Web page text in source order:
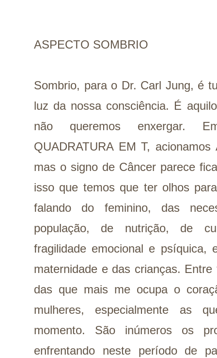
ASPECTO SOMBRIO
Sombrio, para o Dr. Carl Jung, é
luz da nossa consciência. É
não queremos enxergar.
QUADRATURA EM T,
mas o signo de Câncer parece
isso que temos que ter olhos
falando do feminino, das
população, de nutrição, de
fragilidade emocional e psíquica,
maternidade e das crianças.
das que mais me ocupa o
mulheres, especialmente as
momento. São inúmeros os
enfrentando neste período de